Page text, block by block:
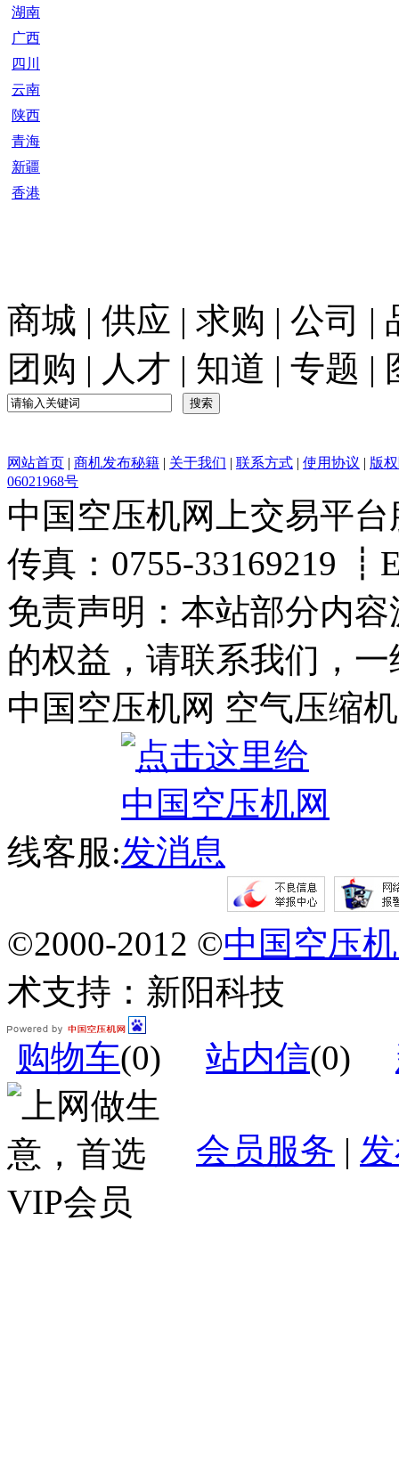
湖南
广西
四川
云南
陕西
青海
新疆
香港
商城 | 供应 | 求购 | 公司 |
团购 | 人才 | 知道 | 专题 |
网站首页 | 商机发布秘籍 | 关于我们 | 联系方式 | 使用协议 | 版
06021968号
中国空压机网上交易平
传真：0755-33169219
免责声明：本站部分内
的权益，请联系我们，
中国空压机网 空气压缩
线客服:
©2000-2012 ©中国空压
术支持：新阳科技
购物车(0) 站内信(0)
会员服务 |